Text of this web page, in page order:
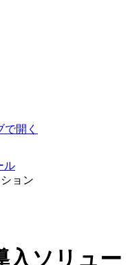
で開く
ル
ョン
入ソリュー